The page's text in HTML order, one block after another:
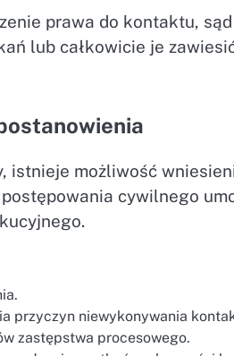
prawa do kontaktu, sąd
lub całkowicie je
istnieje możliwość
cywilnego
przyczyn niewykonywania
zastępstwa procesowego.